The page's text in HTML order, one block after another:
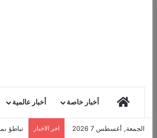
أخبار خاصة أخبار عالمية
الجمعة, أغسطس 7 2026 اخر الاخبار تباطؤ